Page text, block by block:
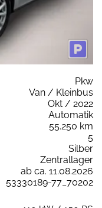
Pkw
Van / Kleinbus
Okt / 2022
Automatik
55.250 km
5
Silber
Zentrallager
ab ca. 11.08.2026
53330189-77_70202